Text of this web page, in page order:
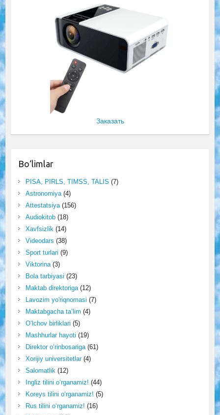
Заказать
Bo‘limlar
PISA, PIRLS, TIMSS, TALIS (7)
Astronomiya(4)
Attestatsiya(156)
Audiokitob(18)
Xavfsizlik (14)
Videodars (38)
Sport turlari (9)
Viktorina(3)
Bola tarbiyasi (23)
Maktab direktoriga(12)
Lavozim yo'riqnomasi (7)
Maktabgacha ta’lim (4)
O‘lchov birliklari (5)
Mashhurlar hayoti (19)
Direktor o‘rinbosariga(61)
Xorijiy universitetlar(4)
Salomatlik (12)
Ingliz tilini o‘rganamiz! (44)
Koreys tilini o‘rganamiz! (5)
Rus tilini o‘rganamiz! (16)